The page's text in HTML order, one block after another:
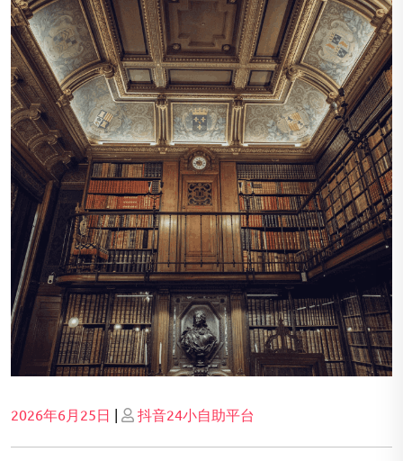
Posted
2026年6月25日 | Posted
抖音24小自助平台